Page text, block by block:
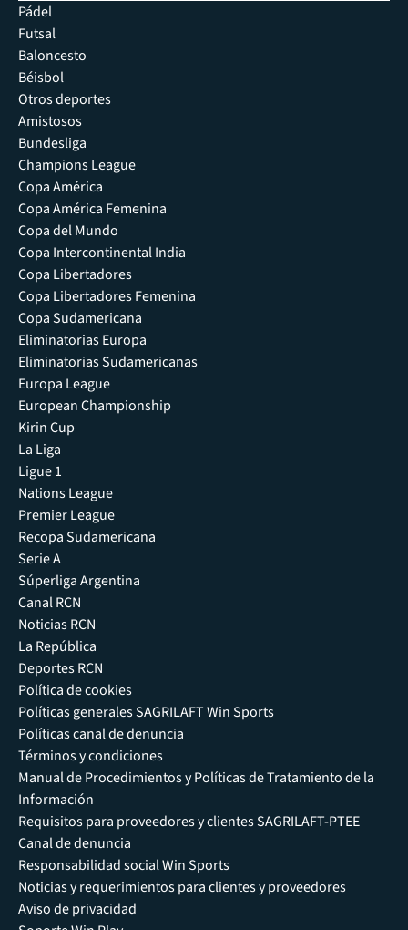
Pádel
Futsal
Baloncesto
Béisbol
Otros deportes
Amistosos
Bundesliga
Champions League
Copa América
Copa América Femenina
Copa del Mundo
Copa Intercontinental India
Copa Libertadores
Copa Libertadores Femenina
Copa Sudamericana
Eliminatorias Europa
Eliminatorias Sudamericanas
Europa League
European Championship
Kirin Cup
La Liga
Ligue 1
Nations League
Premier League
Recopa Sudamericana
Serie A
Súperliga Argentina
Canal RCN
Noticias RCN
La República
Deportes RCN
Política de cookies
Políticas generales SAGRILAFT Win Sports
Políticas canal de denuncia
Términos y condiciones
Manual de Procedimientos y Políticas de Tratamiento de la
Información
Requisitos para proveedores y clientes SAGRILAFT-PTEE
Canal de denuncia
Responsabilidad social Win Sports
Noticias y requerimientos para clientes y proveedores
Aviso de privacidad